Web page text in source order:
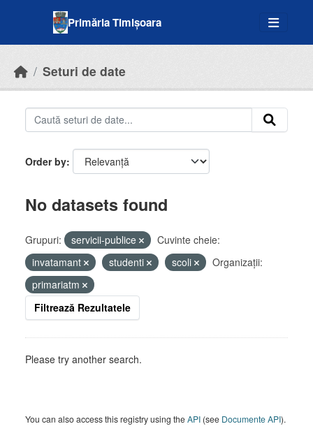
Primăria Timișoara
Seturi de date
Order by
No datasets found
Grupuri: servicii-publice
Cuvinte cheie:
invatamant
studenti scoli
Organizații:
primariatm
Filtrează Rezultatele
Please try another search.
You can also access this registry using theAPI (see Documente API).